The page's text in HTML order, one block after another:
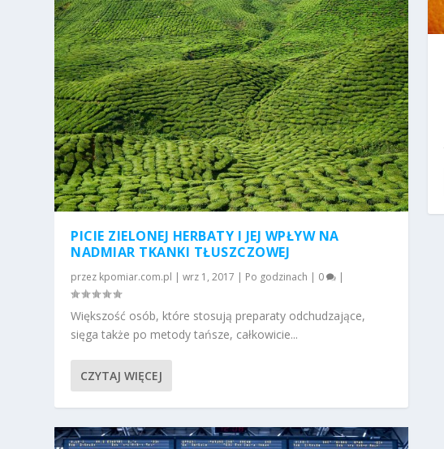
PICIE ZIELONEJ HERBATY I JEJ WPŁYW NA
NADMIAR TKANKI TŁUSZCZOWEJ
przez kpomiar.com.pl |wrz 1, 2017 Po godzinach 0
Większość osób, które stosują preparaty odchudzające,
sięga także po metody tańsze, całkowicie...
CZYTAJ WIĘCEJ